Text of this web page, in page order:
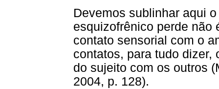
Devemos sublinhar aqui
esquizofrênico perde não
contato sensorial com o
contatos, para tudo dizer,
do sujeito com os outros
2004, p. 128).